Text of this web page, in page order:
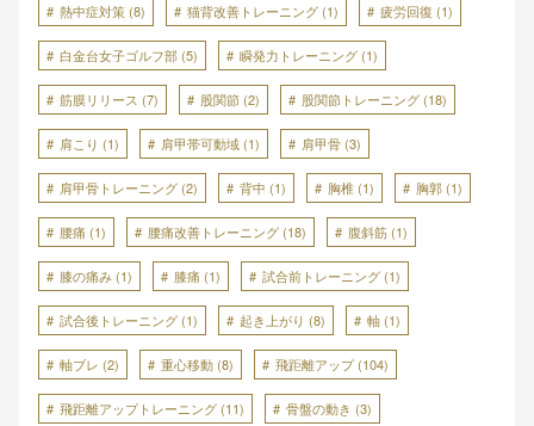
熱中症対策 (8) 猫背改善トレーニング (1) 疲労回復 (1)
白金台女子ゴルフ部 (5) 瞬発力トレーニング (1)
筋膜リリース (7) 股関節 (2) 股関節トレーニング (18)
肩こり (1) 肩甲帯可動域 (1) 肩甲骨 (3)
肩甲骨トレーニング (2) 背中 (1) 胸椎 (1) 胸郭 (1)
腰痛 (1) 腰痛改善トレーニング (18) 腹斜筋 (1)
膝の痛み (1) 膝痛 (1) 試合前トレーニング (1)
試合後トレーニング (1) 起き上がり (8) 軸 (1)
軸ブレ (2) 重心移動 (8) 飛距離アップ(104)
飛距離アップトレーニング (11) 骨盤の動き (3)